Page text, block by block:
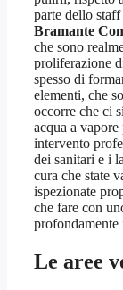
parte dello
Bramante
che sono
proliferazione
spesso di
elementi, che
occorre che ci
acqua a
intervento
dei sanitari e i
cura che state
ispezionate
che fare con
Le aree